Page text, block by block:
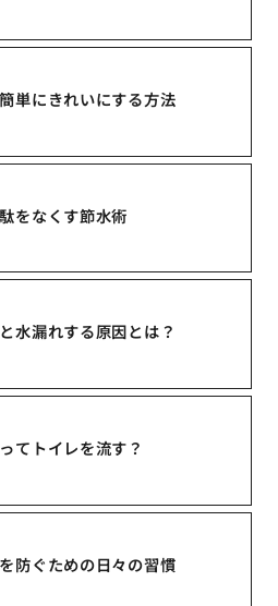
単にきれいにする方法
をなくす節水術
水漏れする原因とは？
てトイレを流す？
防ぐための日々の習慣